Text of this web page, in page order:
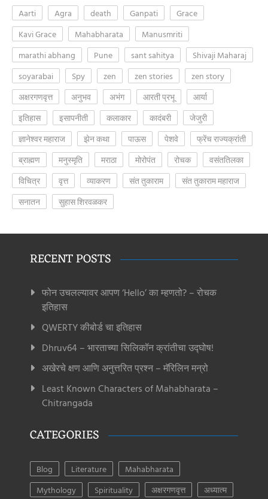
Aarti Agra death Ganpati
Grace
Kavi Grace
Mahabharata
Manusmriti
marathi abhang
Pune sant sahitya
Shivaji Maharaj
soyarabai
Spy zen zen stories
zen story
अक्षरगणवृत्त
अनुभव अभंग आरती प्रभू
आर्या
इतिहास
इसापनीती कलाकार कादंबरी
जेजुरी
ज्ञानेश्वर महाराज
झेन कथा पाऊस पेशवे
फ्रेंच राज्यक्रांती
ब्राह्मण
मनुस्मृति मराठा मोरोपंत रोचक
वसंततिलका
विचित्र
वृत्त व्याकरण संत तुकाराम
संत तुकाराम महाराज
सनातन
सुहास शिरवळकर
RECENT POSTS
फोन उचलल्यावर आपण ‘Hello’ का म्हणतो? – रोचक
इतिहास
QWERTY कीबोर्ड चा इतिहास
Dhruv64 – भारताच्या सिलिकॉन क्रांतीचा उद्घोष!
अखेरचे क्षण आणि अनुत्तरित प्रश्न – मॅरिलिन मन्रो
Least Known Characters of Mahabharata –
Chitrangada
CATEGORIES
Blog Literature
Mahabharata
Mythology
Spirituality अक्षरगणवृत्त
अध्यात्म